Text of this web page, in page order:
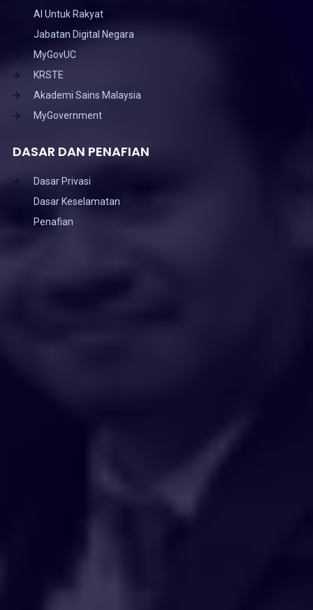
AI Untuk Rakyat
Jabatan Digital Negara
MyGovUC
KRSTE
Akademi Sains Malaysia
MyGovernment
DASAR DAN PENAFIAN
Dasar Privasi
Dasar Keselamatan
Penafian